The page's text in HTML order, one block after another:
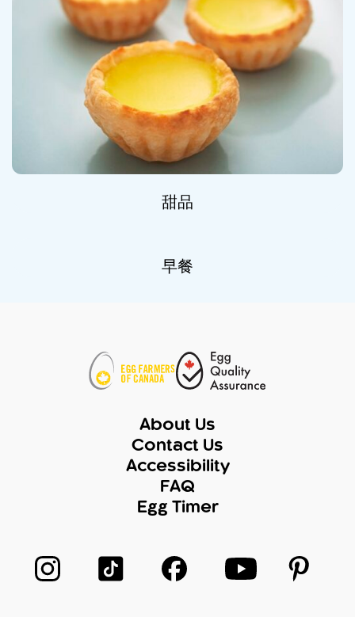
甜品
早餐
About Us
Contact Us
Accessibility
FAQ
Egg Timer
在 Instagram 上關注我們
在 TikTok 上关注我们
在 Facebook 上關注我們
在 YouTube 上關
在